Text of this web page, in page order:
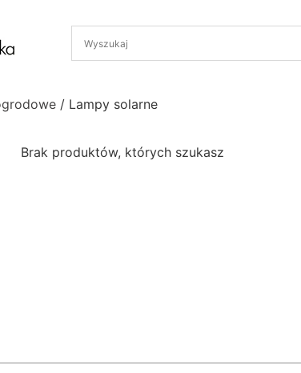
/ Lampy solarne
Brak produktów, których szukasz